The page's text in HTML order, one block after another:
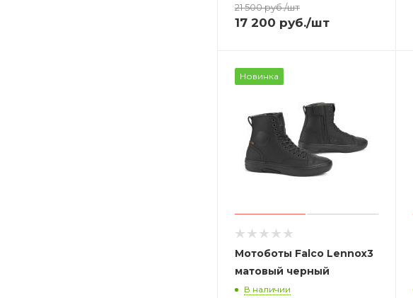
21 500руб./шт
17 200 руб./шт
Новинка
Мотоботы Falco Lennox3
матовый черный
В наличии